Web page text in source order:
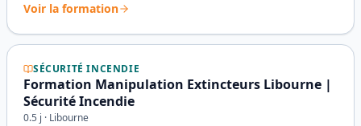
Voir la formation
SÉCURITÉ INCENDIE
Formation Manipulation Extincteurs Libourne |
Sécurité Incendie
0.5 j · Libourne